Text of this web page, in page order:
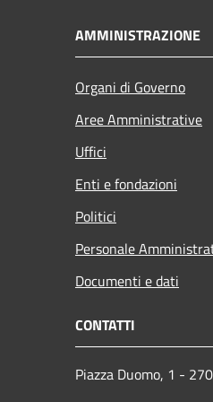
AMMINISTRAZIONE
Organi di Governo
Aree Amministrative
Uffici
Enti e fondazioni
Politici
Personale
Documenti e dati
CONTATTI
Piazza Duomo, 1 -